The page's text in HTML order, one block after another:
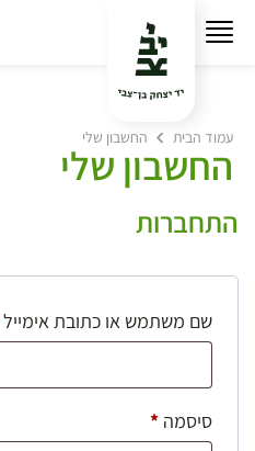
עמוד הבית החשבון שלי
החשבון שלי
התחברות
שם משתמש או כתובת אימייל
סיסמה *חובה